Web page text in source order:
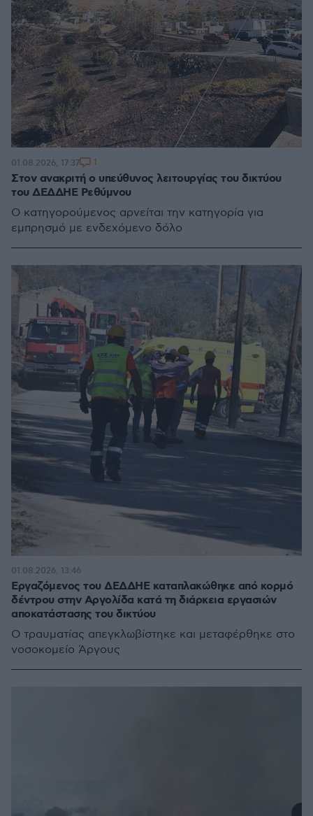
Στον ανακριτή ο υπεύθυνος λειτουργίας του δικτύου
του ΔΕΔΔΗΕ Ρεθύμνου
O κατηγορούμενος αρνείται την κατηγορία για
εμπρησμό με ενδεχόμενο δόλο
01.08.2026, 17:37 1
Εργαζόμενος του ΔΕΔΔΗΕ καταπλακώθηκε από κορμό
δέντρου στην Αργολίδα κατά τη διάρκεια εργασιών
αποκατάστασης του δικτύου
Ο τραυματίας απεγκλωβίστηκε και μεταφέρθηκε στο
νοσοκομείο Άργους
01.08.2026, 13:46